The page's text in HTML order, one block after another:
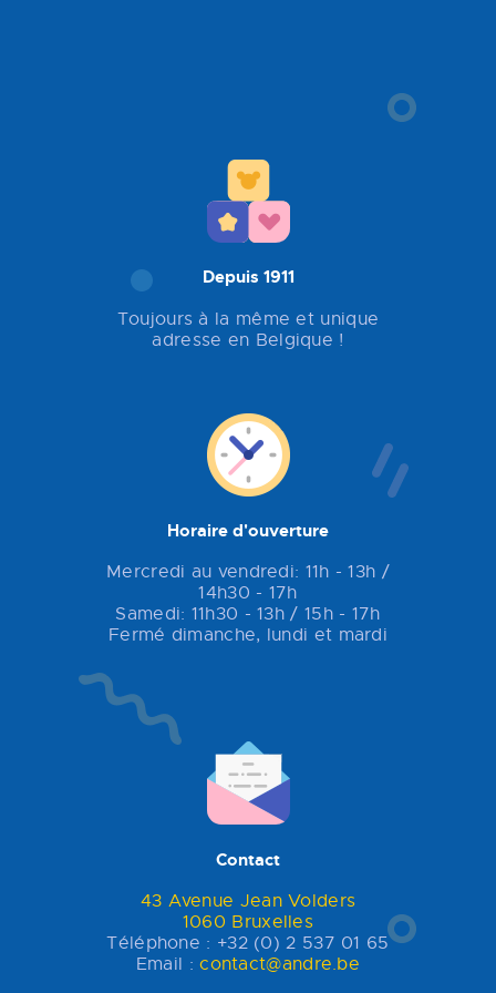
Depuis 1911
Toujours à la même et unique
adresse en Belgique !
Horaire d'ouverture
Mercredi au vendredi: 11h - 13h /
14h30 - 17h
Samedi: 11h30 - 13h / 15h - 17h
Fermé dimanche, lundi et mardi
Contact
43 Avenue Jean Volders
1060 Bruxelles
Téléphone : +32 (0) 2 537 01 65
Email :contact@andre.be